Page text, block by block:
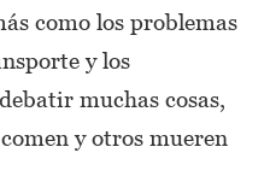
como los problemas
y los
muchas cosas,
y otros mueren